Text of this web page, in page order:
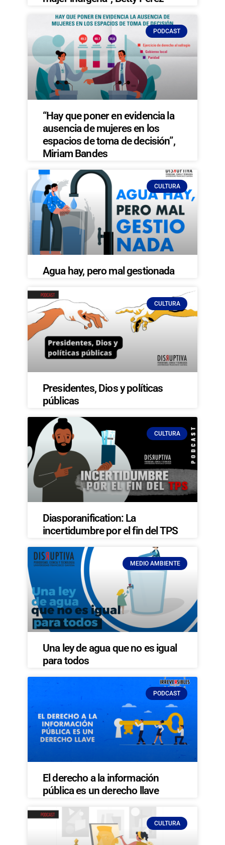
PODCAST
“Hay que poner en evidencia la
ausencia de mujeres en los
espacios de toma de decisión”,
Miriam Bandes
CULTURA
Agua hay, pero mal gestionada
CULTURA
Presidentes, Dios y políticas
públicas
CULTURA
Diasporanification: La
incertidumbre por el fin del TPS
MEDIO AMBIENTE
Una ley de agua que no es igual
para todos
PODCAST
El derecho a la información
pública es un derecho llave
CULTURA